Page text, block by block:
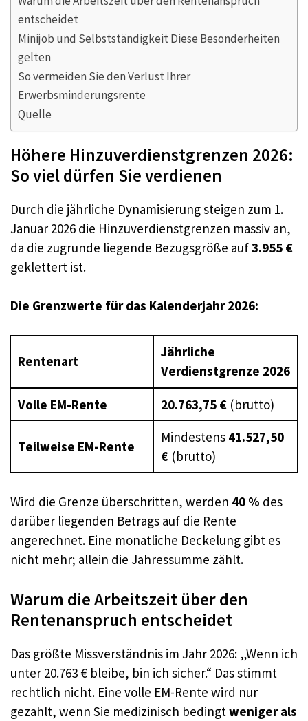
entscheidet
Minijob und Selbstständigkeit Diese Besonderheiten
gelten
So vermeiden Sie den Verlust Ihrer
Erwerbsminderungsrente
Quelle
Höhere Hinzuverdienstgrenzen 2026:
So viel dürfen Sie verdienen
Durch die jährliche Dynamisierung steigen zum 1.
Januar 2026 die Hinzuverdienstgrenzen massiv an,
da die zugrunde liegende Bezugsgröße auf3.955 €
geklettert ist.
Die Grenzwerte für das Kalenderjahr 2026:
Rentenart
Jährliche
Verdienstgrenze 2026
Volle EM-Rente 20.763,75 €(brutto)
Teilweise EM-Rente
Mindestens 41.527,50
€(brutto)
Wird die Grenze überschritten, werden 40 % des
darüber liegenden Betrags auf die Rente
angerechnet. Eine monatliche Deckelung gibt es
nicht mehr; allein die Jahressumme zählt.
Warum die Arbeitszeit über den
Rentenanspruch entscheidet
Das größte Missverständnis im Jahr 2026: „Wenn ich
unter 20.763 € bleibe, bin ich sicher.“ Das stimmt
rechtlich nicht. Eine volle EM-Rente wird nur
gezahlt, wenn Sie medizinisch bedingt weniger als